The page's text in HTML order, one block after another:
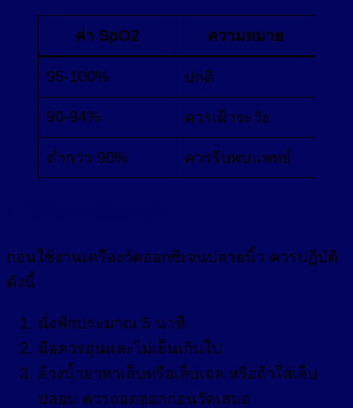
ค่า SpO2 ความหมาย
95-100% ปกติ
90-94% ควรเฝ้าระวัง
ต่ำกว่า 90% ควรรีบพบแพทย์
ก่อนใช้งานเครื่องวัดออกซิเจนปลายนิ้ว ควรปฏิบัติ
ดังนี้
นั่งพักประมาณ 5 นาที
มือควรอุ่นและไม่เย็นเกินไป
ล้างน้ำยาทาเล็บหรือเล็บเจล หรือถ้าใส่เล็บ
ปลอม ควรถอดออกก่อนวัดเสมอ